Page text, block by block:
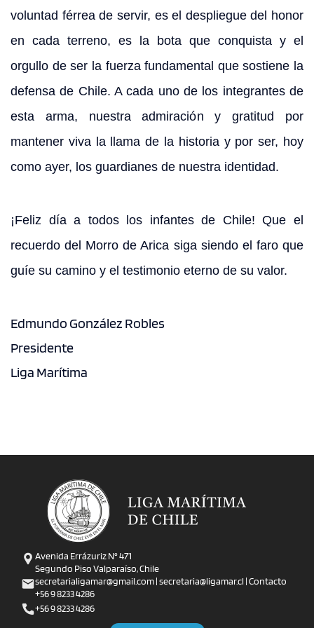
voluntad férrea de servir, es el despliegue del honor
en cada terreno, es la bota que conquista y el
orgullo de ser la fuerza fundamental que sostiene la
defensa de Chile. A cada uno de los integrantes de
esta arma, nuestra admiración y gratitud por
mantener viva la llama de la historia y por ser, hoy
como ayer, los guardianes de nuestra identidad.
¡Feliz día a todos los infantes de Chile! Que el
recuerdo del Morro de Arica siga siendo el faro que
guíe su camino y el testimonio eterno de su valor.
Edmundo González Robles
Presidente
Liga Marítima
Avenida Errázuriz N° 471
Segundo Piso Valparaíso, Chile
secretarialigamar@gmail.com | secretaria@ligamar.cl | Contacto
+56 9 8233 4286
+56 9 8233 4286